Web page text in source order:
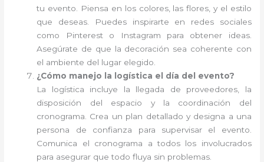
tu evento. Piensa en los colores, las flores, y el estilo
que deseas. Puedes inspirarte en redes sociales
como Pinterest o Instagram para obtener ideas.
Asegúrate de que la decoración sea coherente con
el ambiente del lugar elegido.
¿Cómo manejo la logística el día del evento?
La logística incluye la llegada de proveedores, la
disposición del espacio y la coordinación del
cronograma. Crea un plan detallado y designa a una
persona de confianza para supervisar el evento.
Comunica el cronograma a todos los involucrados
para asegurar que todo fluya sin problemas.